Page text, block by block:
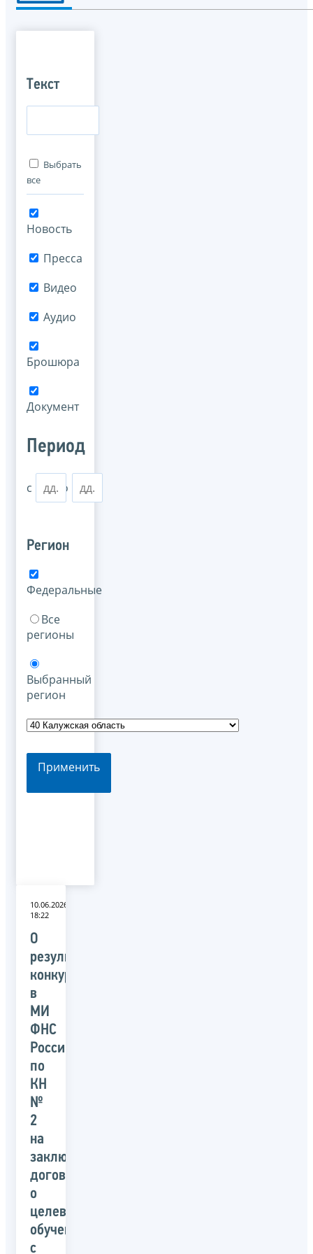
Текст
Выбрать
все
Новость
Пресса
Видео
Аудио
Брошюра
Документ
Период
с по
Регион
Федеральные
Все
регионы
Выбранный
регион
Применить
10.06.2026
18:22
О
результатах
конкурса
в
МИ
ФНС
России
по
КН
№
2
на
заключение
договора
о
целевом
обучении
с